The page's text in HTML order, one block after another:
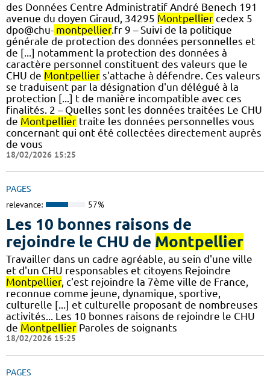
des Données Centre Administratif André Benech 191
avenue du doyen Giraud, 34295 Montpellier cedex 5
dpo@chu- montpellier.fr 9 – Suivi de la politique
générale de protection des données personnelles et
de [...] notamment la protection des données à
caractère personnel constituent des valeurs que le
CHU de Montpellier s'attache à défendre. Ces valeurs
se traduisent par la désignation d'un délégué à la
protection [...] t de manière incompatible avec ces
finalités. 2 – Quelles sont les données traitées Le CHU
de Montpellier traite les données personnelles vous
concernant qui ont été collectées directement auprès
de vous
18/02/2026 15:25
PAGES
relevance: 57%
Les 10 bonnes raisons de
rejoindre le CHU de Montpellier
Travailler dans un cadre agréable, au sein d'une ville
et d'un CHU responsables et citoyens Rejoindre
Montpellier, c'est rejoindre la 7ème ville de France,
reconnue comme jeune, dynamique, sportive,
culturelle [...] et culturelle proposant de nombreuses
activités... Les 10 bonnes raisons de rejoindre le CHU
de Montpellier Paroles de soignants
18/02/2026 15:25
PAGES